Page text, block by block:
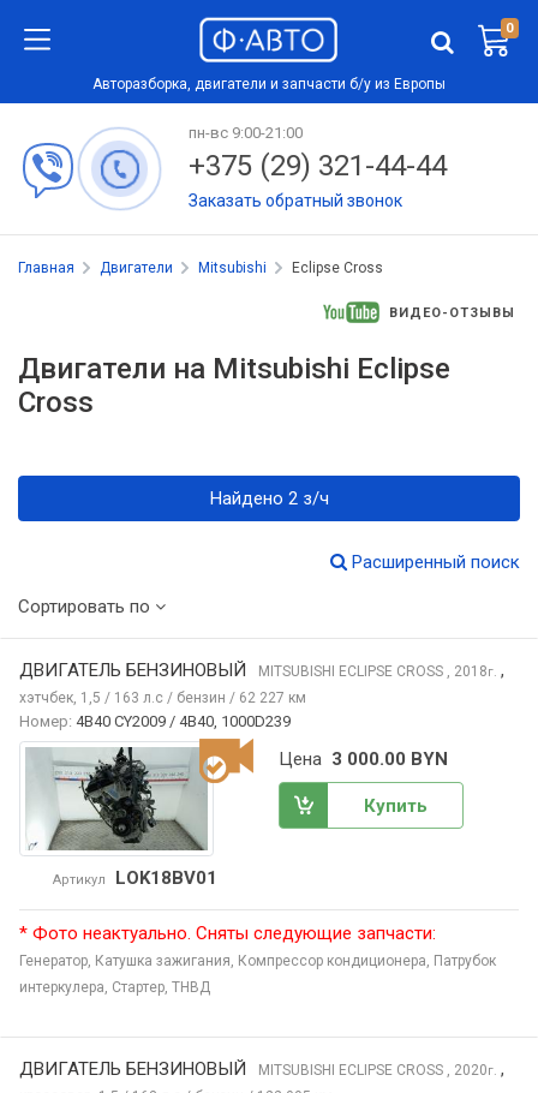
0
Авторазборка, двигатели и запчасти б/у из Европы
пн-вс 9:00-21:00
+375 (29) 321-44-44
Заказать обратный звонок
Главная Двигатели Mitsubishi Eclipse Cross
ВИДЕО-ОТЗЫВЫ
Двигатели на Mitsubishi Eclipse
Cross
Найдено 2 з/ч
Расширенный поиск
Сортировать по
ДВИГАТЕЛЬ БЕНЗИНОВЫЙ MITSUBISHI ECLIPSE CROSS , 2018г. ,
хэтчбек, 1,5 / 163 л.с / бензин / 62 227 км
Номер: 4B40 CY2009 / 4B40, 1000D239
Артикул LOK18BV01
Цена 3 000.00 BYN
Купить
* Фото неактуально. Сняты следующие запчасти:
Генератор, Катушка зажигания, Компрессор кондиционера, Патрубок
интеркулера, Стартер, ТНВД
ДВИГАТЕЛЬ БЕНЗИНОВЫЙ MITSUBISHI ECLIPSE CROSS , 2020г. ,